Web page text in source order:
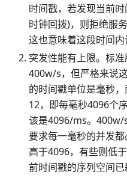
时间戳，若发现当前
时钟回拨)，则拒绝服
这也意味着这段时间内
突发性能有上限。标
400w/s，但严格来说
的时间戳单位是毫秒
12，即每毫秒4096个
该是4096/ms。400w/
要求每一毫秒的并发
高于4096，有些则低
前时间戳的序列空间